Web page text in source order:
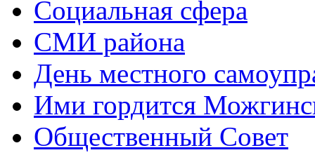
Социальная сфера
СМИ района
День местного
Ими гордится
Общественный Совет